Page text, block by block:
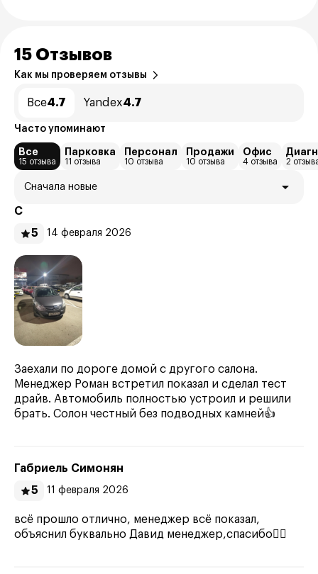
15 Отзывов
Как мы проверяем отзывы
Все4.7 Yandex4.7
Часто упоминают
Все
15 отзыва
Парковка
11 отзыва
Персонал
10 отзыва
Продажи
10 отзыва
Офис
4 отзыва 2
Сначала новые
С
5
14 февраля 2026
Заехали по дороге домой с другого салона.
Менеджер Роман встретил показал и сделал тест
драйв. Автомобиль полностью устроил и решили
брать. Солон честный без подводных камней👍
Габриель Симонян
5
11 февраля 2026
всё прошло отлично, менеджер всё показал,
объяснил буквально Давид менеджер,спасибо👍🏼